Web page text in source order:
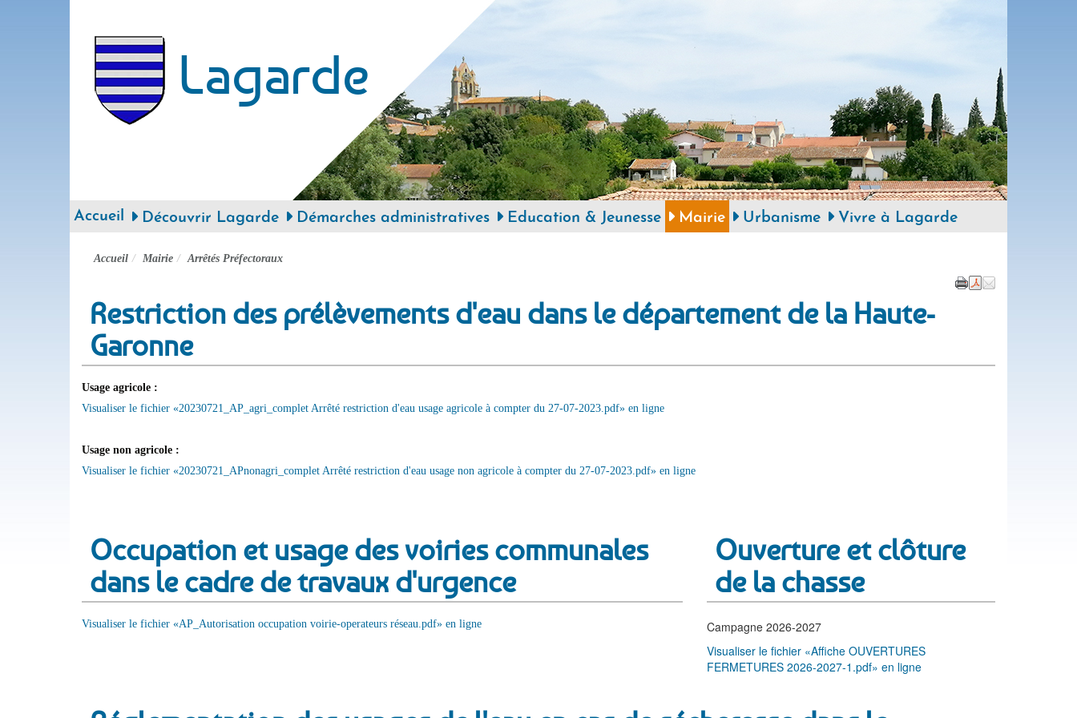
Lagarde
Accueil Découvrir Lagarde Démarches administratives Education & Jeunesse Mairie Urbanisme Vivre à Lagarde
Accueil Mairie Arrêtés Préfectoraux
Restriction des prélèvements d'eau dans le département de la Haute-
Garonne
Usage agricole :
Visualiser le fichier «20230721_AP_agri_complet Arrêté restriction d'eau usage agricole à compter du 27-07-2023.pdf» en ligne
Usage non agricole :
Visualiser le fichier «20230721_APnonagri_complet Arrêté restriction d'eau usage non agricole à compter du 27-07-2023.pdf» en ligne
Occupation et usage des voiries communales
dans le cadre de travaux d'urgence
Visualiser le fichier «AP_Autorisation occupation voirie-operateurs réseau.pdf» en ligne
Ouverture et clôture
de la chasse
Campagne 2026-2027
Visualiser le fichier «Affiche OUVERTURES
FERMETURES 2026-2027-1.pdf» en ligne